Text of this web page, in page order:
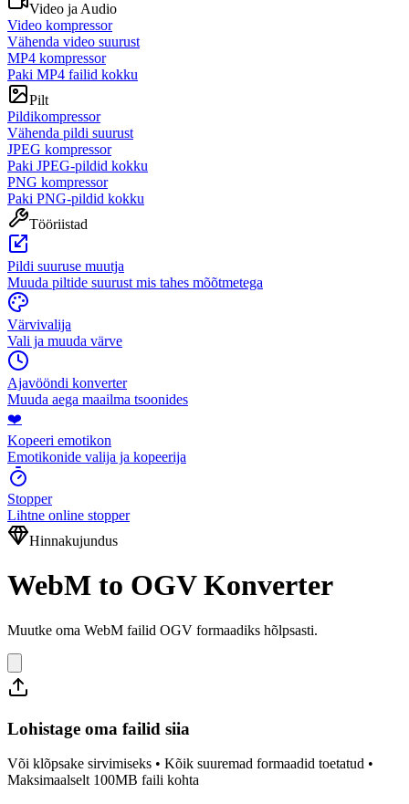
Video ja Audio
Video kompressor
Vähenda video suurust
MP4 kompressor
Paki MP4 failid kokku
Pilt
Pildikompressor
Vähenda pildi suurust
JPEG kompressor
Paki JPEG-pildid kokku
PNG kompressor
Paki PNG-pildid kokku
Tööriistad
Pildi suuruse muutja
Muuda piltide suurust mis tahes mõõtmetega
Värvivalija
Vali ja muuda värve
Ajavööndi konverter
Muuda aega maailma tsoonides
❤️
Kopeeri emotikon
Emotikonide valija ja kopeerija
Stopper
Lihtne online stopper
Hinnakujundus
WebM to OGV Konverter
Muutke oma WebM failid OGV formaadiks hõlpsasti.
Lohistage oma failid siia
Või klõpsake sirvimiseks • Kõik suuremad formaadid toetatud •
Maksimaalselt 100MB faili kohta